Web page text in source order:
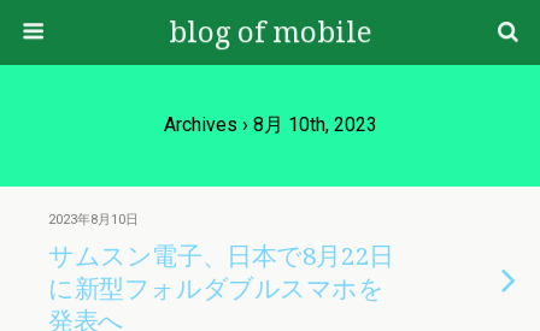
blog of mobile
Archives › 8月 10th, 2023
2023年8月10日
サムスン電子、日本で8月22日
に新型フォルダブルスマホを
発表へ